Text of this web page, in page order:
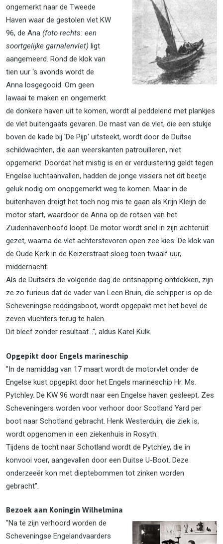
ongemerkt naar de Tweede
Haven waar de gestolen vlet KW
96, de Ana (foto rechts: een
soortgelijke garnalenvlet) ligt
aangemeerd. Rond de klok van
tien uur ‘s avonds wordt de
Anna losgegooid. Om geen
lawaai te maken en ongemerkt
de donkere haven uit te komen, wordt al peddelend met plankjes
de vlet buitengaats gevaren. De mast van de vlet, die een stukje
boven de kade bij 'De Pijp' uitsteekt, wordt door de Duitse
schildwachten, die aan weerskanten patrouilleren, niet
opgemerkt. Doordat het mistig is en er verduistering geldt tegen
Engelse luchtaanvallen, hadden de jonge vissers net dit beetje
geluk nodig om onopgemerkt weg te komen. Maar in de
buitenhaven dreigt het toch nog mis te gaan als Krijn Kleijn de
motor start, waardoor de Anna op de rotsen van het
Zuidenhavenhoofd loopt. De motor wordt snel in zijn achteruit
gezet, waarna de vlet achterstevoren open zee kies. De klok van
de Oude Kerk in de Keizerstraat sloeg toen twaalf uur,
middernacht.
Als de Duitsers de volgende dag de ontsnapping ontdekken, zijn
ze zo furieus dat de vader van Leen Bruin, die schipper is op de
Scheveningse reddingsboot, wordt opgepakt met het bevel de
zeven vluchters terug te halen.
Dit bleef zonder resultaat...", aldus Karel Kulk.
Opgepikt door Engels marineschip
"In de namiddag van 17 maart wordt de motorvlet onder de
Engelse kust opgepikt door het Engels marineschip Hr. Ms.
Pytchley. De KW 96 wordt naar een Engelse haven gesleept. Zes
Scheveningers worden voor verhoor door Scotland Yard per
boot naar Schotland gebracht. Henk Westerduin, die ziek is,
wordt opgenomen in een ziekenhuis in Rosyth.
Tijdens de tocht naar Schotland wordt de Pytchley, die in
konvooi voer, aangevallen door een Duitse U-Boot. Deze
onderzeeër kon met dieptebommen tot zinken worden
gebracht".
Bezoek aan Koningin Wilhelmina
"Na te zijn verhoord worden de
Scheveningse Engelandvaarders